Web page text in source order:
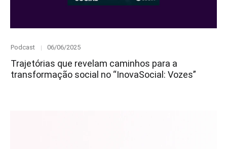
Category
Podcast
Posted
06/06/2025
Trajetórias que revelam caminhos para a
transformação social no “InovaSocial: Vozes”